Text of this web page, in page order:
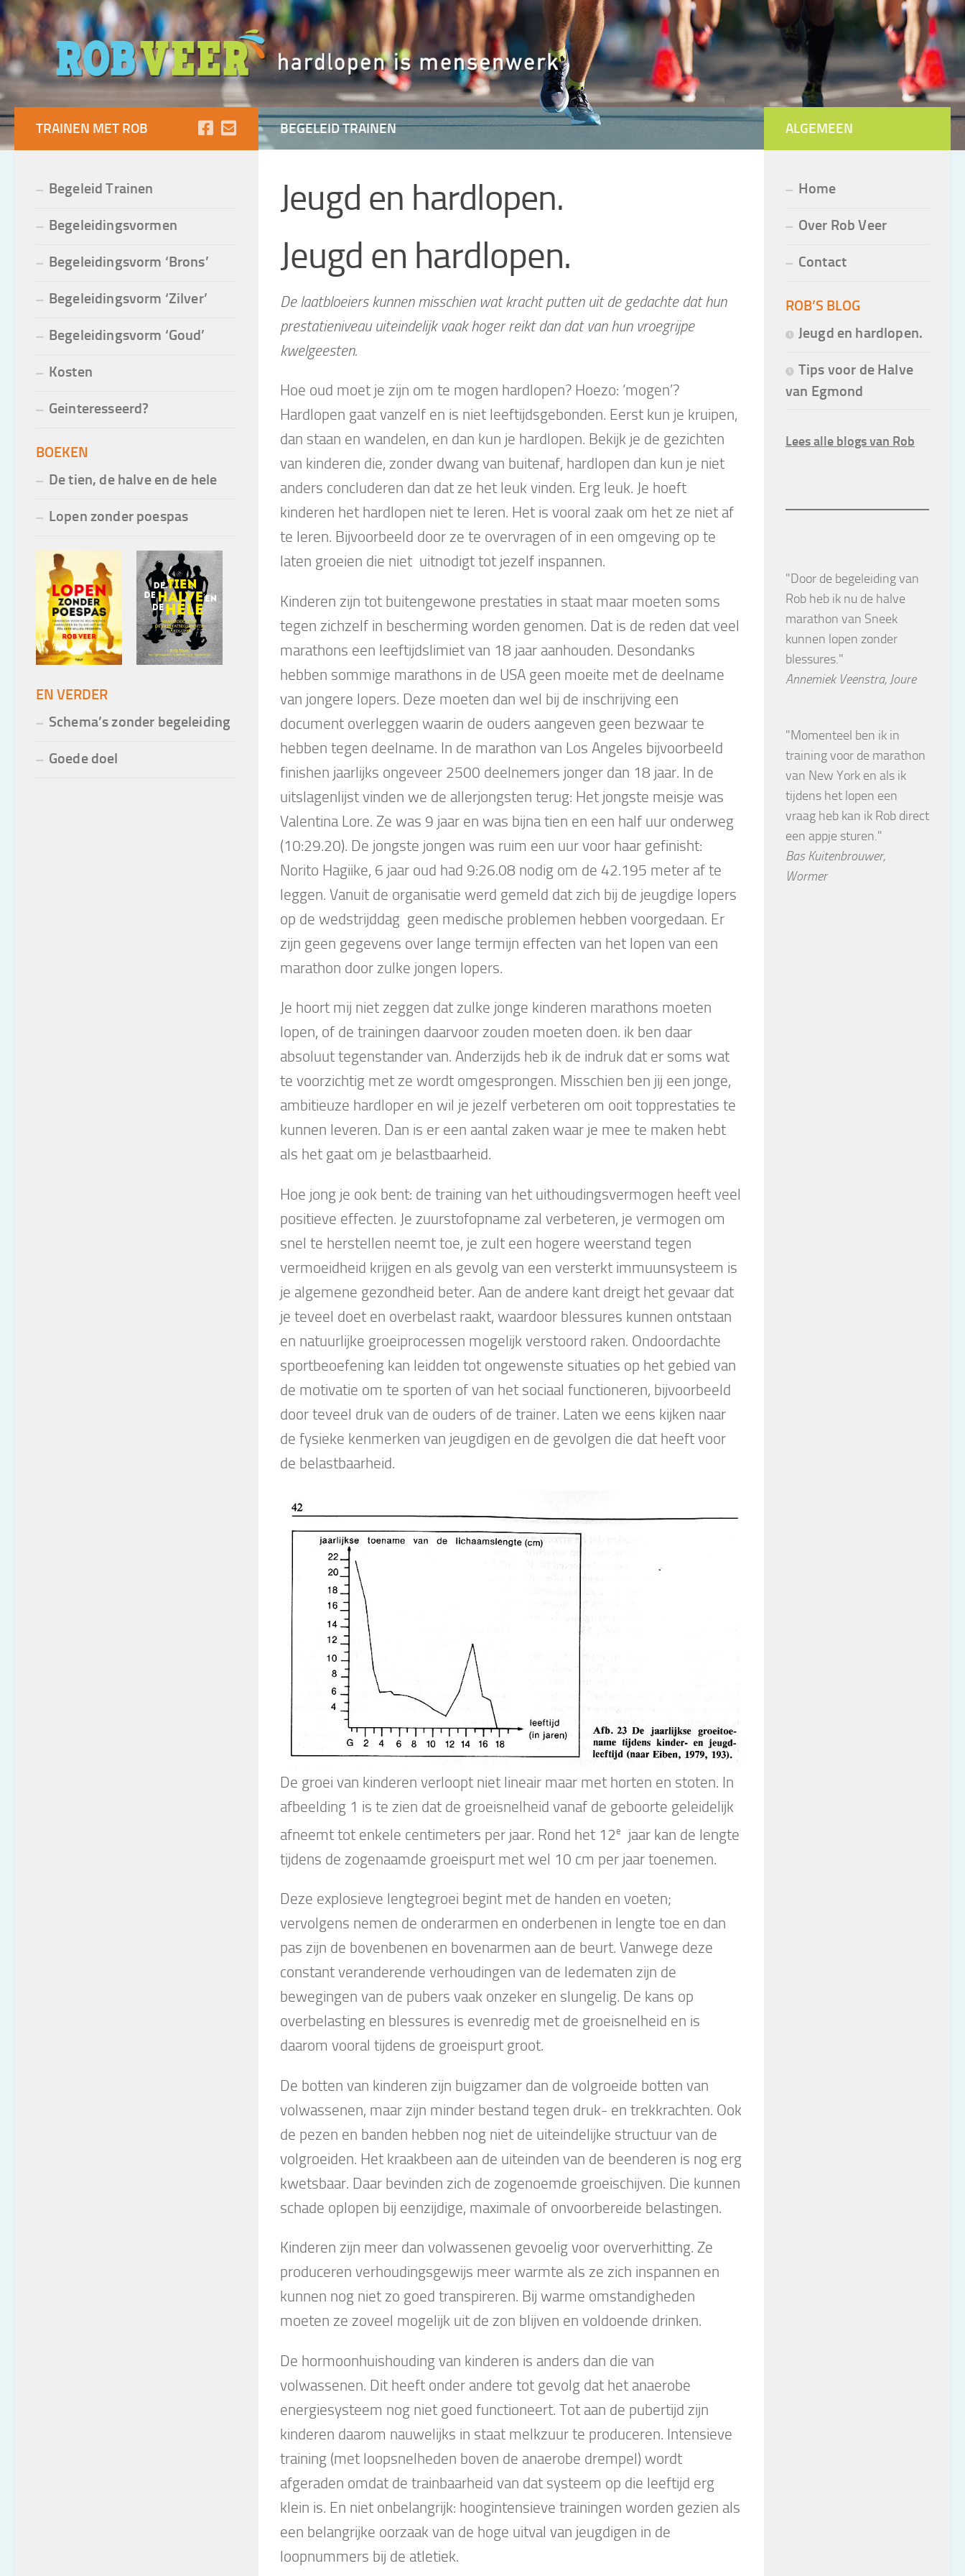
Doorgaan naar inhoud
BEGELEID TRAINEN
Jeugd en hardlopen.
Jeugd en hardlopen.
De laatbloeiers kunnen misschien wat kracht putten uit de gedachte dat hun
prestatieniveau uiteindelijk vaak hoger reikt dan dat van hun vroegrijpe
kwelgeesten.
Hoe oud moet je zijn om te mogen hardlopen? Hoezo: ‘mogen’?
Hardlopen gaat vanzelf en is niet leeftijdsgebonden. Eerst kun je kruipen,
dan staan en wandelen, en dan kun je hardlopen. Bekijk je de gezichten
van kinderen die, zonder dwang van buitenaf, hardlopen dan kun je niet
anders concluderen dan dat ze het leuk vinden. Erg leuk. Je hoeft
kinderen het hardlopen niet te leren. Het is vooral zaak om het ze niet af
te leren. Bijvoorbeeld door ze te overvragen of in een omgeving op te
laten groeien die niet uitnodigt tot jezelf inspannen.
Kinderen zijn tot buitengewone prestaties in staat maar moeten soms
tegen zichzelf in bescherming worden genomen. Dat is de reden dat veel
marathons een leeftijdslimiet van 18 jaar aanhouden. Desondanks
hebben sommige marathons in de USA geen moeite met de deelname
van jongere lopers. Deze moeten dan wel bij de inschrijving een
document overleggen waarin de ouders aangeven geen bezwaar te
hebben tegen deelname. In de marathon van Los Angeles bijvoorbeeld
finishen jaarlijks ongeveer 2500 deelnemers jonger dan 18 jaar. In de
uitslagenlijst vinden we de allerjongsten terug: Het jongste meisje was
Valentina Lore. Ze was 9 jaar en was bijna tien en een half uur onderweg
(10:29.20). De jongste jongen was ruim een uur voor haar gefinisht:
Norito Hagiike, 6 jaar oud had 9:26.08 nodig om de 42.195 meter af te
leggen. Vanuit de organisatie werd gemeld dat zich bij de jeugdige lopers
op de wedstrijddag geen medische problemen hebben voorgedaan. Er
zijn geen gegevens over lange termijn effecten van het lopen van een
marathon door zulke jongen lopers.
Je hoort mij niet zeggen dat zulke jonge kinderen marathons moeten
lopen, of de trainingen daarvoor zouden moeten doen. ik ben daar
absoluut tegenstander van. Anderzijds heb ik de indruk dat er soms wat
te voorzichtig met ze wordt omgesprongen. Misschien ben jij een jonge,
ambitieuze hardloper en wil je jezelf verbeteren om ooit topprestaties te
kunnen leveren. Dan is er een aantal zaken waar je mee te maken hebt
als het gaat om je belastbaarheid.
Hoe jong je ook bent: de training van het uithoudingsvermogen heeft veel
positieve effecten. Je zuurstofopname zal verbeteren, je vermogen om
snel te herstellen neemt toe, je zult een hogere weerstand tegen
vermoeidheid krijgen en als gevolg van een versterkt immuunsysteem is
je algemene gezondheid beter. Aan de andere kant dreigt het gevaar dat
je teveel doet en overbelast raakt, waardoor blessures kunnen ontstaan
en natuurlijke groeiprocessen mogelijk verstoord raken. Ondoordachte
sportbeoefening kan leidden tot ongewenste situaties op het gebied van
de motivatie om te sporten of van het sociaal functioneren, bijvoorbeeld
door teveel druk van de ouders of de trainer. Laten we eens kijken naar
de fysieke kenmerken van jeugdigen en de gevolgen die dat heeft voor
de belastbaarheid.
De groei van kinderen verloopt niet lineair maar met horten en stoten. In
afbeelding 1 is te zien dat de groeisnelheid vanaf de geboorte geleidelijk
afneemt tot enkele centimeters per jaar. Rond het 12e
jaar kan de lengte
tijdens de zogenaamde groeispurt met wel 10 cm per jaar toenemen.
Deze explosieve lengtegroei begint met de handen en voeten;
vervolgens nemen de onderarmen en onderbenen in lengte toe en dan
pas zijn de bovenbenen en bovenarmen aan de beurt. Vanwege deze
constant veranderende verhoudingen van de ledematen zijn de
bewegingen van de pubers vaak onzeker en slungelig. De kans op
overbelasting en blessures is evenredig met de groeisnelheid en is
daarom vooral tijdens de groeispurt groot.
De botten van kinderen zijn buigzamer dan de volgroeide botten van
volwassenen, maar zijn minder bestand tegen druk- en trekkrachten. Ook
de pezen en banden hebben nog niet de uiteindelijke structuur van de
volgroeiden. Het kraakbeen aan de uiteinden van de beenderen is nog erg
kwetsbaar. Daar bevinden zich de zogenoemde groeischijven. Die kunnen
schade oplopen bij eenzijdige, maximale of onvoorbereide belastingen.
Kinderen zijn meer dan volwassenen gevoelig voor oververhitting. Ze
produceren verhoudingsgewijs meer warmte als ze zich inspannen en
kunnen nog niet zo goed transpireren. Bij warme omstandigheden
moeten ze zoveel mogelijk uit de zon blijven en voldoende drinken.
De hormoonhuishouding van kinderen is anders dan die van
volwassenen. Dit heeft onder andere tot gevolg dat het anaerobe
energiesysteem nog niet goed functioneert. Tot aan de pubertijd zijn
kinderen daarom nauwelijks in staat melkzuur te produceren. Intensieve
training (met loopsnelheden boven de anaerobe drempel) wordt
afgeraden omdat de trainbaarheid van dat systeem op die leeftijd erg
klein is. En niet onbelangrijk: hoogintensieve trainingen worden gezien als
een belangrijke oorzaak van de hoge uitval van jeugdigen in de
loopnummers bij de atletiek.
TRAINEN MET ROB
Begeleid Trainen
Begeleidingsvormen
Begeleidingsvorm ‘Brons’
Begeleidingsvorm ‘Zilver’
Begeleidingsvorm ‘Goud’
Kosten
Geinteresseerd?
BOEKEN
De tien, de halve en de hele
Lopen zonder poespas
EN VERDER
Schema’s zonder begeleiding
Goede doel
ALGEMEEN
Home
Over Rob Veer
Contact
ROB’S BLOG
Jeugd en hardlopen.
Tips voor de Halve
van Egmond
Lees alle blogs van Rob
"Door de begeleiding van
Rob heb ik nu de halve
marathon van Sneek
kunnen lopen zonder
blessures."
Annemiek Veenstra, Joure
"Momenteel ben ik in
training voor de marathon
van New York en als ik
tijdens het lopen een
vraag heb kan ik Rob direct
een appje sturen."
Bas Kuitenbrouwer,
Wormer